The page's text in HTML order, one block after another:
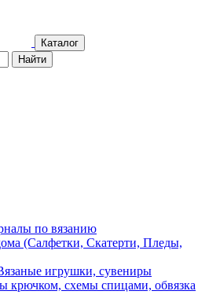
Каталог
Найти
по вязанию
(Салфетки, Скатерти, Пледы,
игрушки, сувениры
крючком, схемы спицами, обвязка